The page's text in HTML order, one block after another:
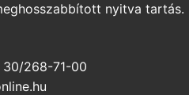
nyitva tartás.
268-71-00